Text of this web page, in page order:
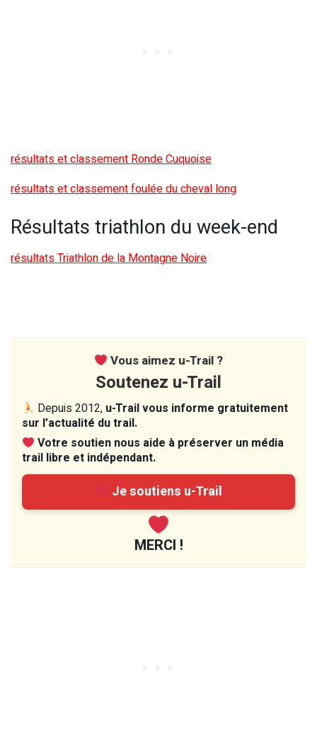
résultats et classement Ronde Cuquoise
résultats et classement foulée du cheval long
Résultats triathlon du week-end
résultats Triathlon de la Montagne Noire
Vous aimez u-Trail ?
Soutenez u-Trail
Depuis 2012, u-Trail vous informe gratuitement
sur l’actualité du trail.
Votre soutien nous aide à préserver un média
trail libre et indépendant.
Je soutiens u-Trail
MERCI !